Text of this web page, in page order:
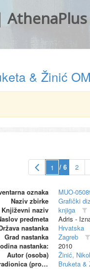
AthenaPlus
& Žinić
/ 6 2
oznaka
MUO-
Naziv zbirke
Grafički
Književni naziv
knjiga
predmeta
Adris -
nastanka
Hrvatska
Grad nastanka
Zagreb
nastanka:
2010
Autor (osoba)
Žinić,
Autorska radionica (proizvođač)
Bruketa &